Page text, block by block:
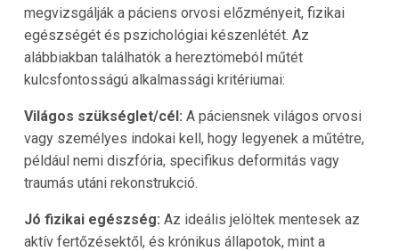
megvizsgálják a páciens orvosi előzményeit, fizikai
egészségét és pszichológiai készenlétét. Az
alábbiakban találhatók a hereztömeból műtét
kulcsfontosságú alkalmassági kritériumai:
Világos szükséglet/cél: A páciensnek világos orvosi
vagy személyes indokai kell, hogy legyenek a műtétre,
például nemi diszfória, specifikus deformitás vagy
traumás utáni rekonstrukció.
Jó fizikai egészség: Az ideális jelöltek mentesek az
aktív fertőzésektől, és krónikus állapotok, mint a